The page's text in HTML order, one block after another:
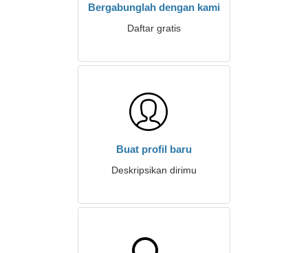
Bergabunglah dengan kami
Daftar gratis
Buat profil baru
Deskripsikan dirimu